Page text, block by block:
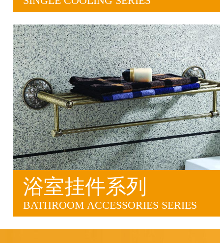
浴室挂件系列
BATHROOM ACCESSORIES SERIES